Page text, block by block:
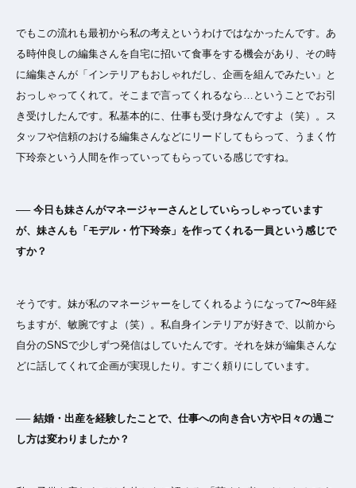
でもこの流れも最初から私の考えというわけではなかったんです。あ
る時仲良しの編集さんを自宅に招いて食事をする機会があり、その時
に編集さんが「インテリアもおしゃれだし、企画を組んでみたい」と
おっしゃってくれて。そこまで言ってくれるなら…ということでお引
き受けしたんです。私基本的に、仕事も受け身なんですよ（笑）。ス
タッフや信頼のおける編集さんなどにリードしてもらって、うまく竹
下玲奈という人間を作っていってもらっている感じですね。
── 今日も妹さんがマネージャーさんとしていらっしゃっています
が、妹さんも「モデル・竹下玲奈」を作ってくれる一員という感じで
すか？
そうです。妹が私のマネージャーをしてくれるようになって7〜8年経
ちますが、敏腕ですよ（笑）。私自身インテリアが好きで、以前から
自分のSNSで少しずつ発信はしていたんです。それを妹が編集さんな
どに話してくれて企画が実現したり。すごく頼りにしています。
── 結婚・出産を経験したことで、仕事への向き合い方や日々の過ご
し方は変わりましたか？